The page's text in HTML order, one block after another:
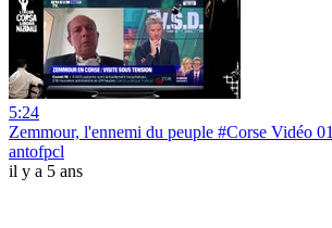
5:24
Zemmour, l'ennemi du peuple #Corse Vidéo 01
antofpcl
il y a 5 ans